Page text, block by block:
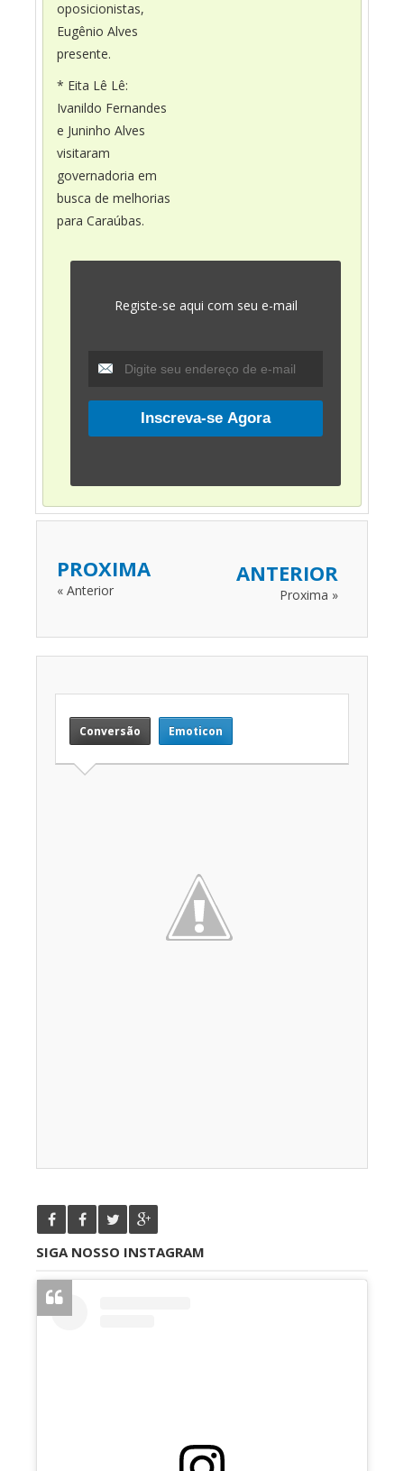
oposicionistas,
Eugênio Alves
presente.
* Eita Lê Lê:
Ivanildo Fernandes
e Juninho Alves
visitaram
governadoria em
busca de melhorias
para Caraúbas.
Registe-se aqui com seu e-mail
PROXIMA
« Anterior
ANTERIOR
Proxima »
Conversão Emoticon
SIGA NOSSO INSTAGRAM